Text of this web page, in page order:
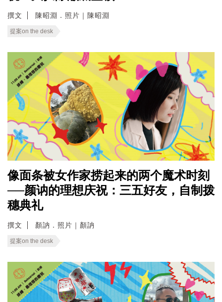
撰文 陳昭淵．照片｜陳昭淵
提案on the desk
像面条被女作家捞起来的两个魔术时刻
──颜讷的理想庆祝：三五好友，自制拨
穗典礼
撰文 顏訥．照片｜顏訥
提案on the desk